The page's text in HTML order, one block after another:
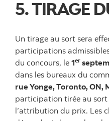
5. TIRAGE
Un tirage au sort sera
participations
du concours, le 1er
dans les bureaux du
rue Yonge, Toronto, ON,
participation tirée au sort
l’attribution du prix. Les